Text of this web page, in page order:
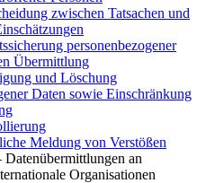
zwischen Tatsachen und
personenbezogener
Übermittlung
und Löschung
Daten sowie Einschränkung
Meldung von Verstößen
Datenübermittlungen an
Organisationen